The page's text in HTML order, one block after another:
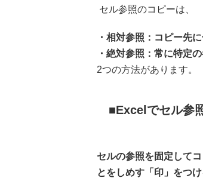
セル参照のコピーは、
・相対参照：コピー先
・絶対参照：常に特定
2つの方法があります。
Excelでセル参
セルの参照を固定して
とをしめす「印」をつ